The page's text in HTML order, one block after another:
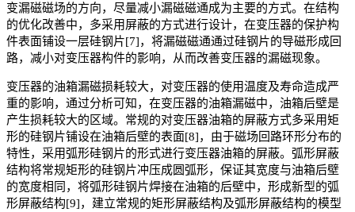
变漏磁磁场的方向，尽量减小漏磁磁通成为主要的方式。在结构
的优化改善中，多采用屏蔽的方式进行设计，在变压器的保护构
件表面铺设一层硅钢片[7]，将漏磁磁通通过硅钢片的导磁形成回
路，减小对变压器构件的影响，从而改善变压器的漏磁现象。
变压器的油箱漏磁损耗较大，对变压器的使用温度及寿命造成严
重的影响，通过分析可知，在变压器的油箱漏磁中，油箱后壁是
产生损耗较大的区域。常规的对变压器油箱的屏蔽方式多采用矩
形的硅钢片铺设在油箱后壁的表面[8]，由于磁场回路环形分布的
特性，采用弧形硅钢片的形式进行变压器油箱的屏蔽。弧形屏蔽
结构将常规矩形的硅钢片冲压成圆弧形，保证其宽度与油箱后壁
的宽度相同，将弧形硅钢片焊接在油箱的后壁中，形成新型的弧
形屏蔽结构[9]，建立常规的矩形屏蔽结构及弧形屏蔽结构的模型